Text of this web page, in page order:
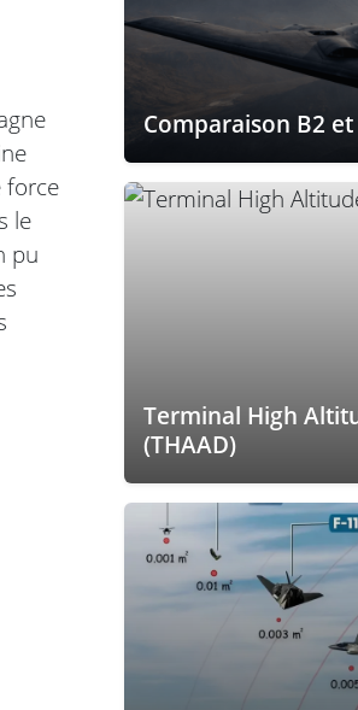
force
le
pu
Comparaison B2 et
Terminal High
(THAAD)